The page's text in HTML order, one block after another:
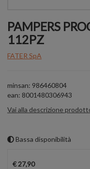
PAMPERS
112PZ
FATER SpA
minsan: 986460804
ean: 8001480306943
Vai alla descrizione
Bassa disponibilità
Prezzo
€ 27,90